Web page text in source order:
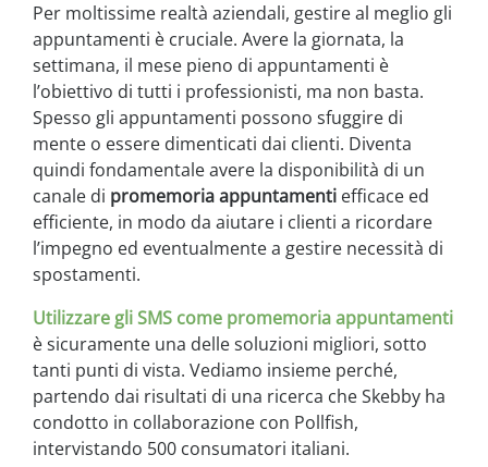
Per moltissime realtà aziendali, gestire al meglio gli
appuntamenti è cruciale. Avere la giornata, la
settimana, il mese pieno di appuntamenti è
l’obiettivo di tutti i professionisti, ma non basta.
Spesso gli appuntamenti possono sfuggire di
mente o essere dimenticati dai clienti. Diventa
quindi fondamentale avere la disponibilità di un
canale di promemoria appuntamenti efficace ed
efficiente, in modo da aiutare i clienti a ricordare
l’impegno ed eventualmente a gestire necessità di
spostamenti.
Utilizzare gli SMS come promemoria appuntamenti
è sicuramente una delle soluzioni migliori, sotto
tanti punti di vista. Vediamo insieme perché,
partendo dai risultati di una ricerca che Skebby ha
condotto in collaborazione con Pollfish,
intervistando 500 consumatori italiani.